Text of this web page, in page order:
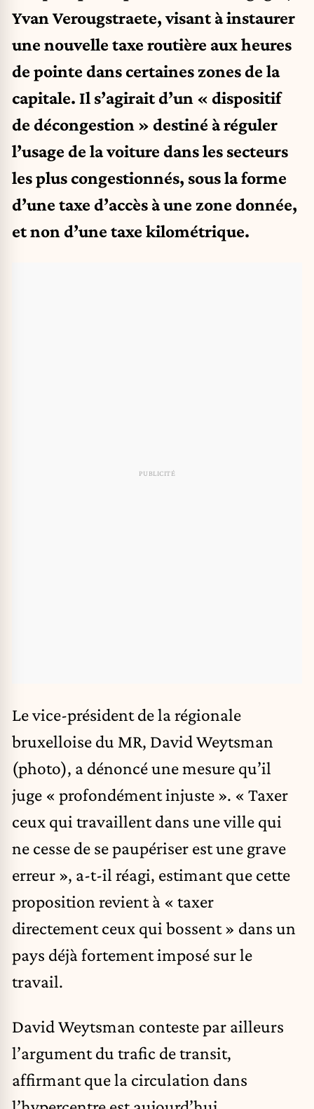
Yvan Verougstraete, visant à instaurer
une nouvelle taxe routière aux heures
de pointe dans certaines zones de la
capitale. Il s’agirait d’un « dispositif
de décongestion » destiné à réguler
l’usage de la voiture dans les secteurs
les plus congestionnés, sous la forme
d’une taxe d’accès à une zone donnée,
et non d’une taxe kilométrique.
Le vice-président de la régionale
bruxelloise du MR, David Weytsman
(photo), a dénoncé une mesure qu’il
juge « profondément injuste ». « Taxer
ceux qui travaillent dans une ville qui
ne cesse de se paupériser est une grave
erreur », a-t-il réagi, estimant que cette
proposition revient à « taxer
directement ceux qui bossent » dans un
pays déjà fortement imposé sur le
travail.
David Weytsman conteste par ailleurs
l’argument du trafic de transit,
affirmant que la circulation dans